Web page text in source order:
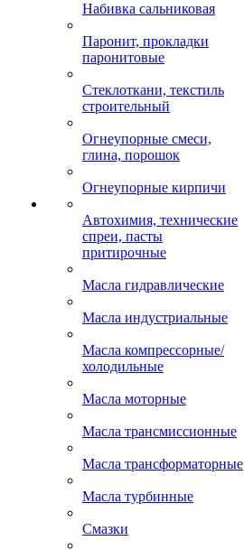
Набивка сальниковая
Паронит, прокладки
паронитовые
Стеклоткани, текстиль
строительный
Огнеупорные смеси,
глина, порошок
Огнеупорные кирпичи
Автохимия, технические
спреи, пасты
притирочные
Масла гидравлические
Масла индустриальные
Масла компрессорные/
холодильные
Масла моторные
Масла трансмиссионные
Масла трансформаторные
Масла турбинные
Смазки